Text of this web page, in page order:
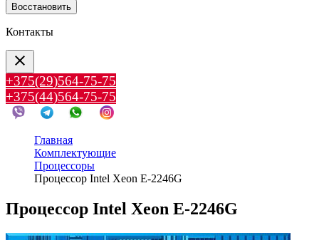
Воcстановить
Контакты
clear
+375(29)564-75-75
+375(44)564-75-75
Главная
Комплектующие
Процессоры
Процессор Intel Xeon E-2246G
Процессор Intel Xeon E-2246G